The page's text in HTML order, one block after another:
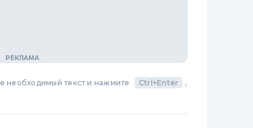
необходимый текст и нажмите Ctrl+Enter
,